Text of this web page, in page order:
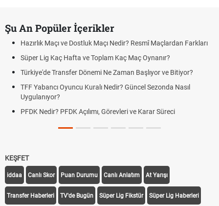
Şu An Popüler İçerikler
Hazırlık Maçı ve Dostluk Maçı Nedir? Resmî Maçlardan Farkları
Süper Lig Kaç Hafta ve Toplam Kaç Maç Oynanır?
Türkiye'de Transfer Dönemi Ne Zaman Başlıyor ve Bitiyor?
TFF Yabancı Oyuncu Kuralı Nedir? Güncel Sezonda Nasıl
Uygulanıyor?
PFDK Nedir? PFDK Açılımı, Görevleri ve Karar Süreci
KEŞFET
iddaa Canlı Skor Puan Durumu Canlı Anlatım At Yarışı
Transfer Haberleri TV'de Bugün Süper Lig Fikstür Süper Lig Haberleri